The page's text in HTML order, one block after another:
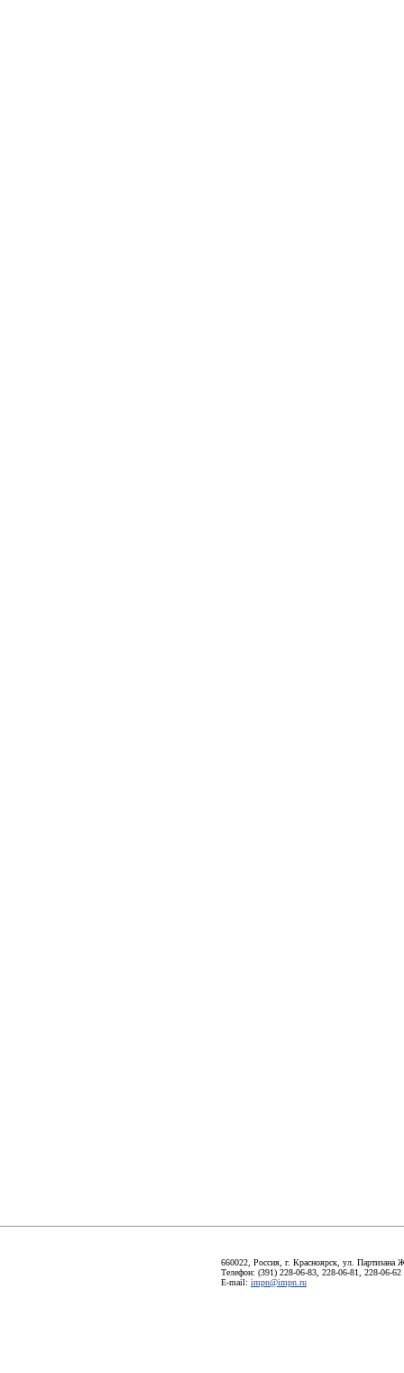
660022, Россия, г. Красноярск, ул. Партизана
Телефон: (391) 228-06-83, 228-06-81, 228-06-62
E-mail: impn@impn.ru